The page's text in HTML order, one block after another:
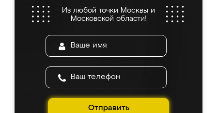
Из любой точки Москвы и
Московской области!
Отправить